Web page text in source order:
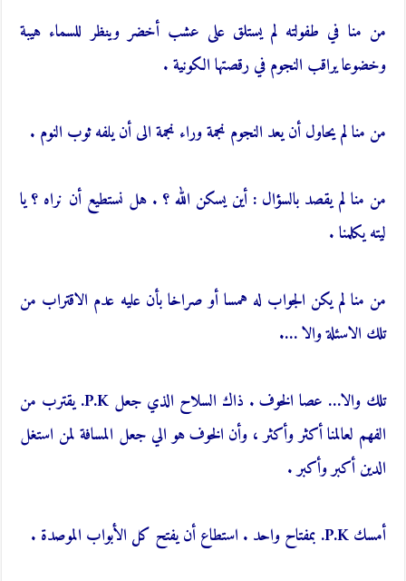
من منا في طفولته لم يستلق على عشب أخضر وينظر للسماء هيبة
وخضوعا يراقب النجوم في رقصتها الكونية .
من منا لم يحاول أن يعد النجوم نجمة وراء نجمة الى أن يلفه ثوب النوم .
من منا لم يقصد بالسؤال : أين يسكن الله ؟ . هل نستطيع أن نراه ؟ يا
ليته يكلمنا .
من منا لم يكن الجواب له همسا أو صراخا بأن عليه عدم الاقتراب من
تلك الاسئلة والا ….
تلك والا… عصا الخوف . ذاك السلاح الذي جعل P.K. يقترب من
الفهم لعالمنا أكثر وأكثر ، وأن الخوف هو الي جعل المسافة لمن استغل
الدين أكبر وأكبر .
أمسك P.K. بمفتاح واحد . استطاع أن يفتح كل الأبواب الموصدة .